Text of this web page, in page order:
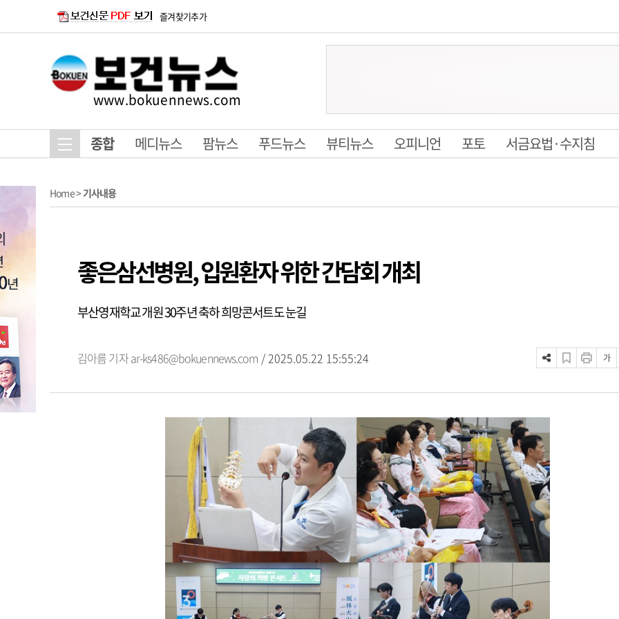
즐겨찾기추가
www.bokuennews.com
종합 메디뉴스 팜뉴스 푸드뉴스 뷰티뉴스 오피니언 포토 서금요법·수지침
Home>기사내용
좋은삼선병원, 입원환자 위한 간담회 개최
부산영재학교 개원 30주년 축하 희망콘서트도 눈길
김아름 기자ar-ks486@bokuennews.com / 2025.05.22 15:55:24 가